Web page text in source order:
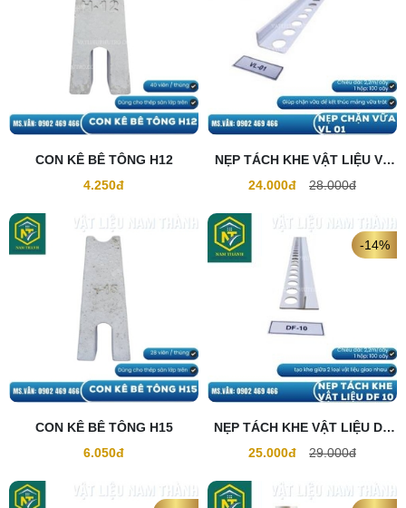
CON KÊ BÊ TÔNG H12
4.250đ
NẸP TÁCH KHE VẬT LIỆU VL
01
24.000đ 28.000đ
CON KÊ BÊ TÔNG H15
6.050đ
NẸP TÁCH KHE VẬT LIỆU DF
10
25.000đ 29.000đ
-14%